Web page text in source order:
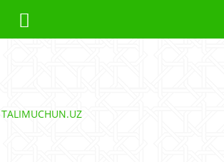
TALIMUCHUN.UZ